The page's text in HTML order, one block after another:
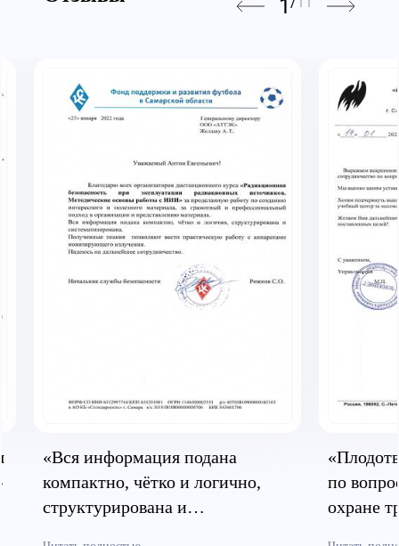
1
«Вся информация подана
компактно, чётко и логично,
структурирована и
по
охране